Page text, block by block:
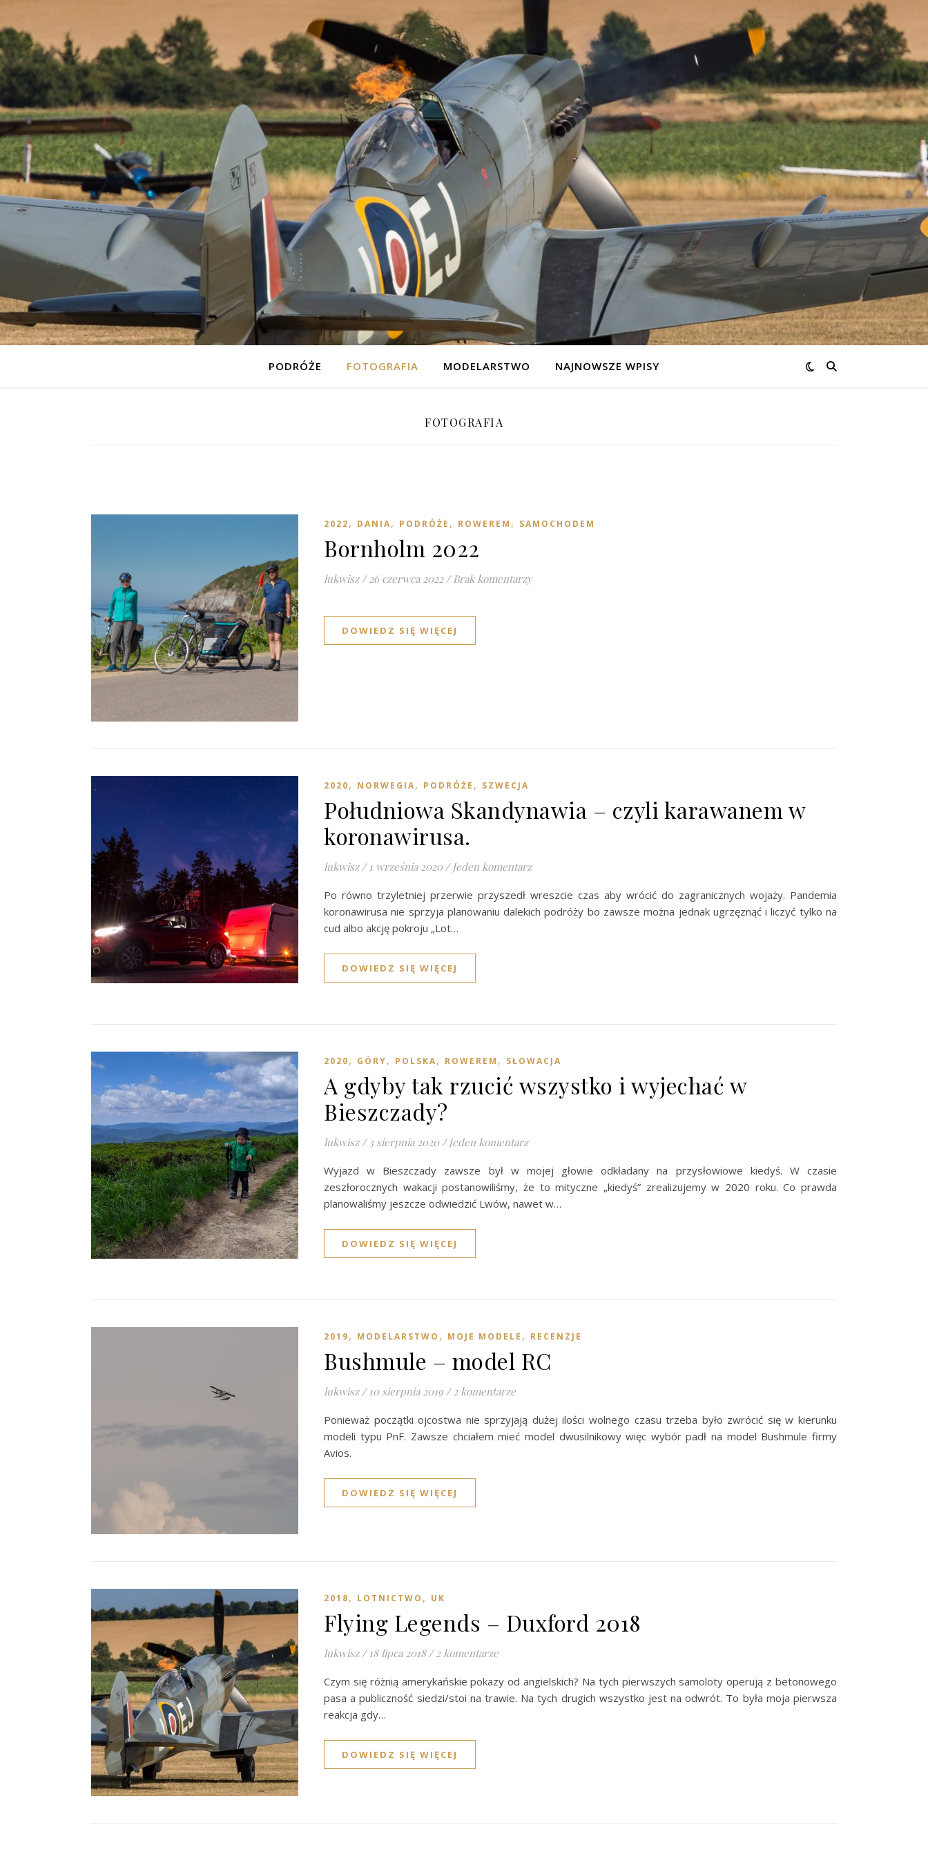
PODRÓŻE FOTOGRAFIA MODELARSTWO NAJNOWSZE WPISY
FOTOGRAFIA
2022, DANIA, PODRÓŻE , ROWEREM , SAMOCHODEM
Bornholm 2022
lukwisz / 26 czerwca 2022 / Brak komentarzy
DOWIEDZ SIĘ WIĘCEJ
2020, NORWEGIA, PODRÓŻE , SZWECJA
Południowa Skandynawia – czyli karawanem w
koronawirusa.
lukwisz / 1 września 2020 / Jeden komentarz
Po równo trzyletniej przerwie przyszedł wreszcie czas aby wrócić do zagranicznych wojaży. Pandemia
koronawirusa nie sprzyja planowaniu dalekich podróży bo zawsze można jednak ugrzęznąć i liczyć tylko na
cud albo akcję pokroju „Lot…
DOWIEDZ SIĘ WIĘCEJ
2020, GÓRY, POLSKA, ROWEREM , SŁOWACJA
A gdyby tak rzucić wszystko i wyjechać w
Bieszczady?
lukwisz / 3 sierpnia 2020 / Jeden komentarz
Wyjazd w Bieszczady zawsze był w mojej głowie odkładany na przysłowiowe kiedyś. W czasie
zeszłorocznych wakacji postanowiliśmy, że to mityczne „kiedyś” zrealizujemy w 2020 roku. Co prawda
planowaliśmy jeszcze odwiedzić Lwów, nawet w…
DOWIEDZ SIĘ WIĘCEJ
2019, MODELARSTWO , MOJE MODELE , RECENZJE
Bushmule – model RC
lukwisz / 10 sierpnia 2019 / 2 komentarze
Ponieważ początki ojcostwa nie sprzyjają dużej ilości wolnego czasu trzeba było zwrócić się w kierunku
modeli typu PnF. Zawsze chciałem mieć model dwusilnikowy więc wybór padł na model Bushmule firmy
Avios.
DOWIEDZ SIĘ WIĘCEJ
2018, LOTNICTWO , UK
Flying Legends – Duxford 2018
lukwisz / 18 lipca 2018 / 2 komentarze
Czym się różnią amerykańskie pokazy od angielskich? Na tych pierwszych samoloty operują z betonowego
pasa a publiczność siedzi/stoi na trawie. Na tych drugich wszystko jest na odwrót. To była moja pierwsza
reakcja gdy…
DOWIEDZ SIĘ WIĘCEJ